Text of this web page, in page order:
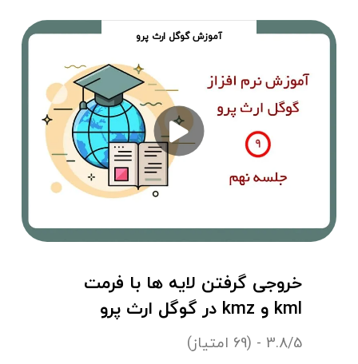
آموزش گوگل ارث پرو
خروجی گرفتن لایه ها با فرمت
kml و kmz در گوگل ارث پرو
3.8/5 - (69 امتیاز)